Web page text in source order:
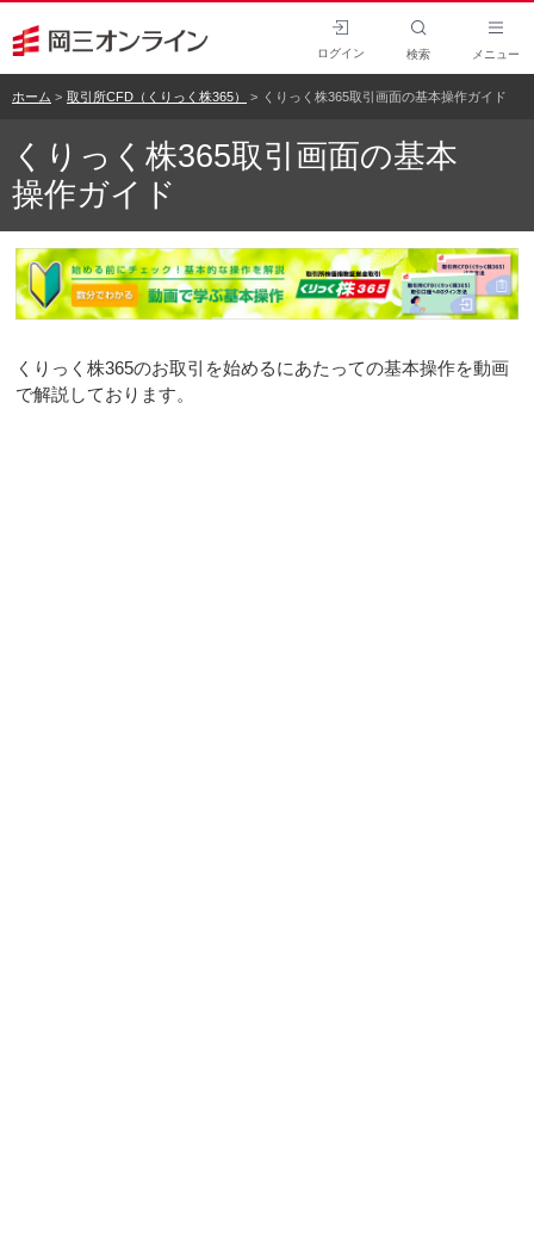
ログイン 検索 メニュー
ホーム 取引所CFD（くりっく株365） くりっく株365取引画面の基本操作ガイド
くりっく株365取引画面の基本
操作ガイド
くりっく株365のお取引を始めるにあたっての基本操作を動画
で解説しております。